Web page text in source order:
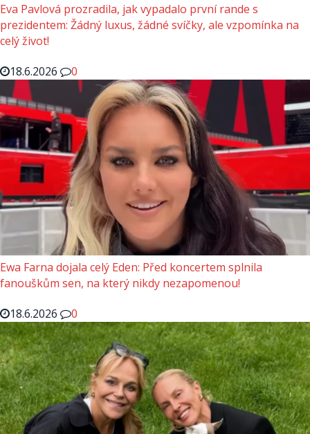
Eva Pavlová prozradila, jak vypadalo první rande s
prezidentem: Žádný luxus, žádné svíčky, ale vzpomínka na
celý život!
18.6.2026
0
Ewa Farna dojala celý Eden: Před koncertem splnila
fanouškům sen, na který nikdy nezapomenou!
18.6.2026
0